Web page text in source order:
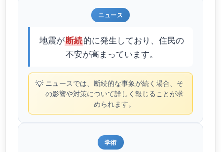
ニュース
地震が断続的に発生しており、住民の
不安が高まっています。
💡 ニュースでは、断続的な事象が続く場合、そ
の影響や対策について詳しく報じることが求
められます。
学術